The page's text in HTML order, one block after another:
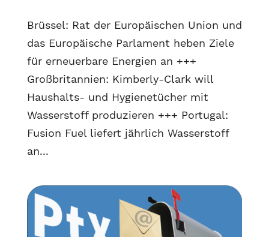
Brüssel: Rat der Europäischen Union und
das Europäische Parlament heben Ziele
für erneuerbare Energien an +++
Großbritannien: Kimberly-Clark will
Haushalts- und Hygienetücher mit
Wasserstoff produzieren +++ Portugal:
Fusion Fuel liefert jährlich Wasserstoff
an...